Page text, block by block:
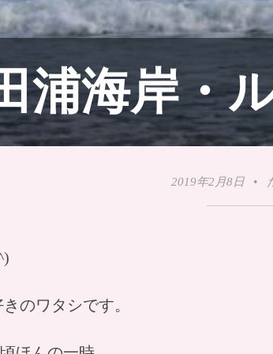
浦海岸・
2019年2月8日 •
のワタシです。